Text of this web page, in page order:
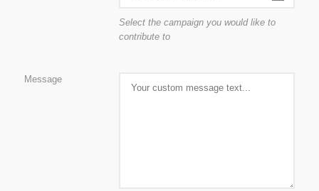
Select the campaign you would like to
contribute to
Message